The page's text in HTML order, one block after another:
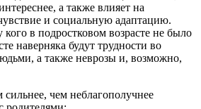
а также влияет на
и социальную адаптацию.
кого в подростковом возрасте не было
наверняка будут трудности во
а также неврозы и, возможно,
чем неблагополучнее